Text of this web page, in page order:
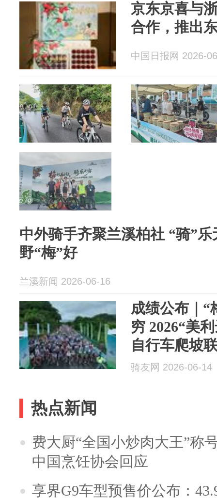
京东京喜与
合作，推出
中国日报网 2026-
中外骑手齐聚兰溪柏社 “骑”乐无穷领略山
野“梅”好
兰溪新闻 2026-06-16
成绩公布｜“
穷 2026“美
自行车爬坡
骑友网 2026-06-14
热点新闻
费大厨“全国小炒肉大王”称
中国烹饪协会回应
享界G9车型预售价公布：